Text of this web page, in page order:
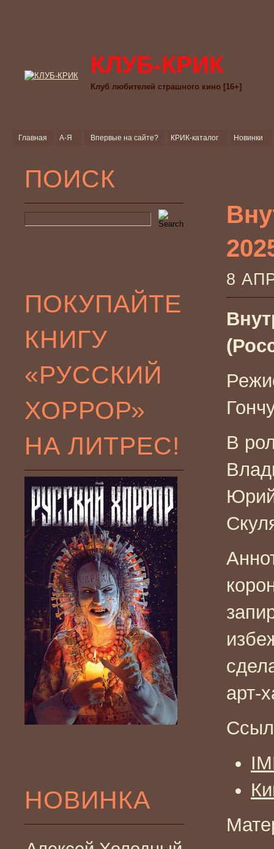
КЛУБ-КРИК
Клуб любителей страшного кино [16+]
Главная А-Я Впервые на сайте? КРИК-каталог Новинки
ПОИСК
ПОКУПАЙТЕ
КНИГУ
«РУССКИЙ
ХОРРОР»
НА ЛИТРЕС!
НОВИНКА
8
В
арт-